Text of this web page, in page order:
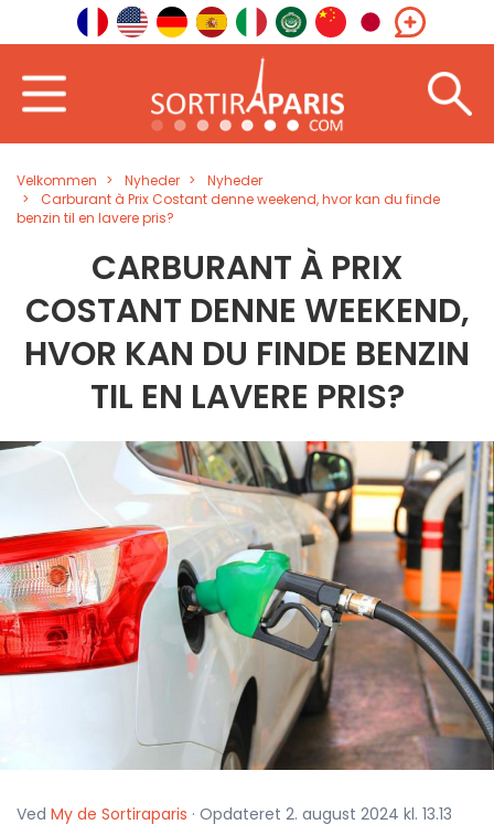
Velkommen Nyheder
Nyheder
Carburant à Prix Costant denne weekend, hvor kan du finde
benzin til en lavere pris?
CARBURANT À PRIX
COSTANT DENNE WEEKEND,
HVOR KAN DU FINDE BENZIN
TIL EN LAVERE PRIS?
Ved My de Sortiraparis · Opdateret 2. august 2024 kl. 13.13